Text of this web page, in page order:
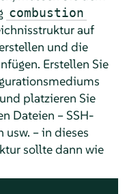
combustion
auf
und die
Erstellen Sie
und platzieren Sie
Dateien – SSH-
usw. – in dieses
sollte dann wie